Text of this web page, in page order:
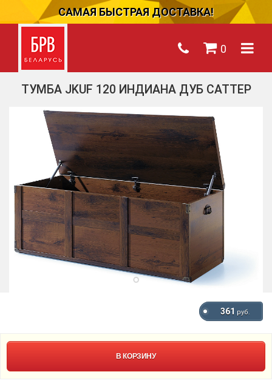
САМАЯ БЫСТРАЯ ДОСТАВКА!
0
ТУМБА JKUF 120 ИНДИАНА ДУБ САТТЕР
361 руб.
В КОРЗИНУ